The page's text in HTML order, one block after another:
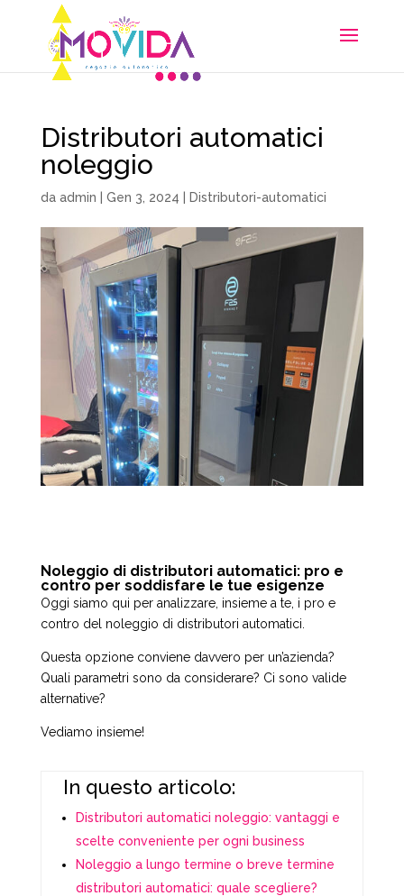
Distributori automatici
noleggio
da admin Gen 3, 2024 Distributori-automatici
Noleggio di distributori automatici: pro e
contro per soddisfare le tue esigenze
Oggi siamo qui per analizzare, insieme a te, i pro e
contro del noleggio di distributori automatici.
Questa opzione conviene davvero per un’azienda?
Quali parametri sono da considerare? Ci sono valide
alternative?
Vediamo insieme!
In questo articolo:
Distributori automatici noleggio: vantaggi e
scelte conveniente per ogni business
Noleggio a lungo termine o breve termine
distributori automatici: quale scegliere?